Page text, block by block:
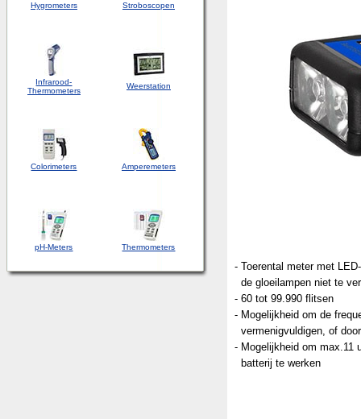
Hygrometers Stroboscopen
Infrarood-
Thermometers
Weerstation
Colorimeters Amperemeters
pH-Meters Thermometers
- Toerental meter met
de gloeilampen niet te
- 60 tot 99.990 flitsen
- Mogelijkheid om de
vermenigvuldigen, of
- Mogelijkheid om max.11
batterij te werken